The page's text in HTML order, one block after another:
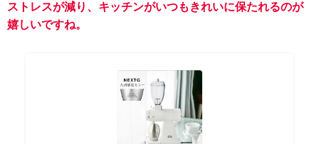
ストレスが減り、キッチンがいつもきれいに保たれるのが
嬉しいですね。